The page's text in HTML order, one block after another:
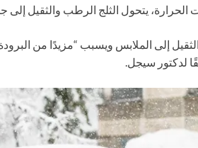
يتحول الثلج الرطب والثقيل إلى
إلى الملابس ويسبب “مزيدًا من
لدكتور سيجل.